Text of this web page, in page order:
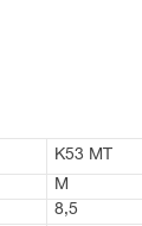
K53 MT
M
8,5